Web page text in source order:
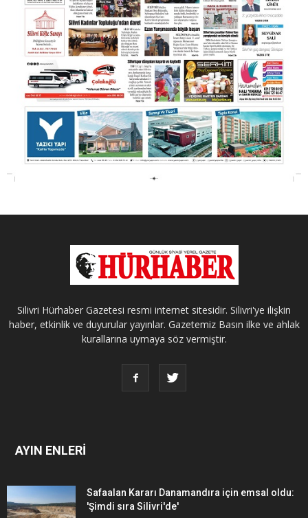
Silivri Hürhaber Gazetesi resmi internet sitesidir. Silivri'ye ilişkin
haber, etkinlik ve duyurular yayınlar. Gazetemiz Basın ilke ve ahlak
kurallarına uymaya söz vermiştir.
AYIN ENLERİ
Safaalan Kararı Danamandıra için emsal oldu:
'Şimdi sıra Silivri'de'